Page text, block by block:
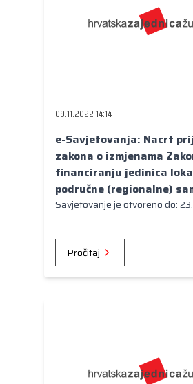
09.11.2022 14:14
e-Savjetovanja: Nacrt
zakona o izmjenama
financiranju jedinica
područne (regionalne)
Savjetovanje je otvoreno do:
Pročitaj